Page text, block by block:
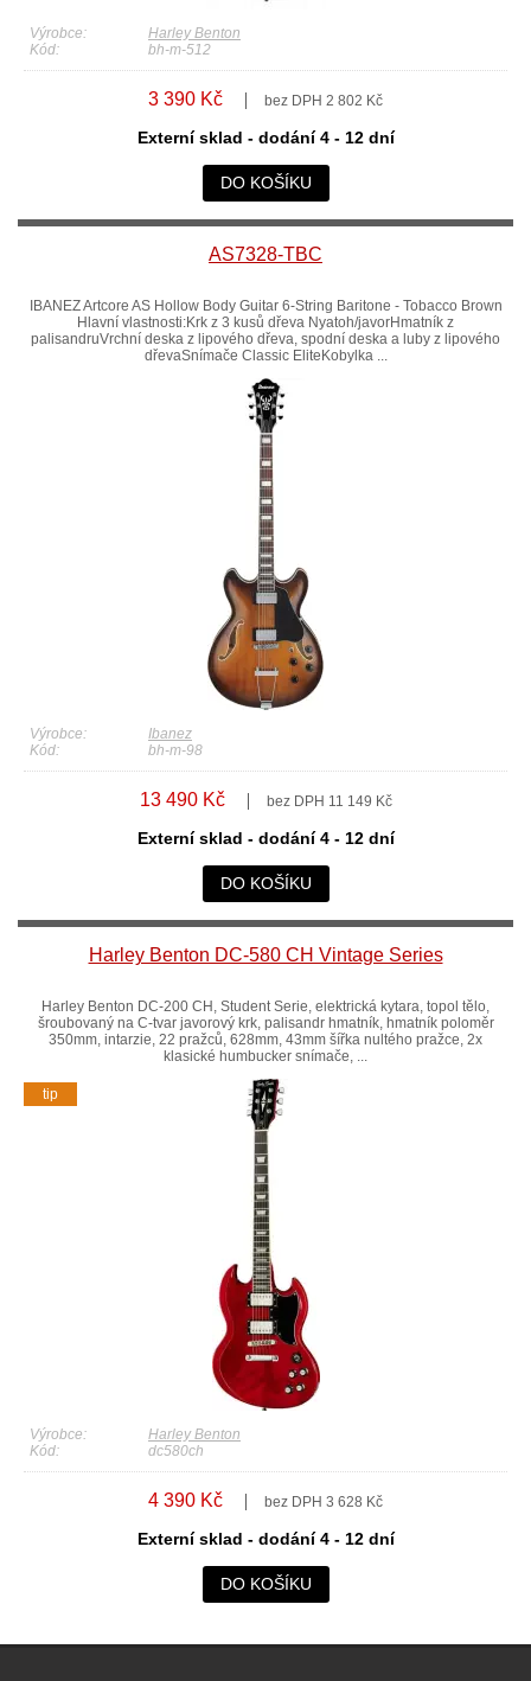
Výrobce:
Harley Benton
Kód:
bh-m-512
3 390 Kč bez DPH 2 802 Kč
Externí sklad - dodání 4 - 12 dní
DO KOŠÍKU
AS7328-TBC
IBANEZ Artcore AS Hollow Body Guitar 6-String Baritone - Tobacco Brown
Hlavní vlastnosti:Krk z 3 kusů dřeva Nyatoh/javorHmatník z
palisandruVrchní deska z lipového dřeva, spodní deska a luby z lipového
dřevaSnímače Classic EliteKobylka ...
Výrobce:
Ibanez
Kód:
bh-m-98
13 490 Kč bez DPH 11 149 Kč
Externí sklad - dodání 4 - 12 dní
DO KOŠÍKU
Harley Benton DC-580 CH Vintage Series
Harley Benton DC-200 CH, Student Serie, elektrická kytara, topol tělo,
šroubovaný na C-tvar javorový krk, palisandr hmatník, hmatník poloměr
350mm, intarzie, 22 pražců, 628mm, 43mm šířka nultého pražce, 2x
klasické humbucker snímače, ...
tip
Výrobce:
Harley Benton
Kód:
dc580ch
4 390 Kč bez DPH 3 628 Kč
Externí sklad - dodání 4 - 12 dní
DO KOŠÍKU